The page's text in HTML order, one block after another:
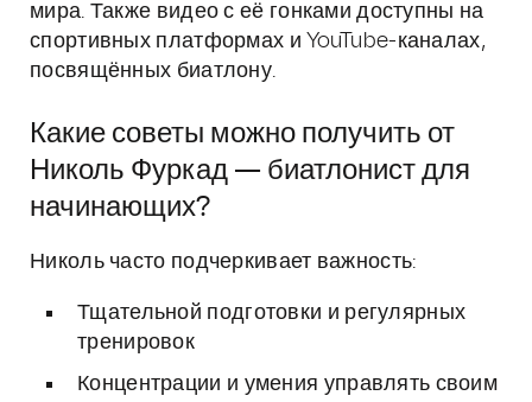
мира. Также видео с её гонками доступны на
спортивных платформах и YouTube-каналах,
посвящённых биатлону.
Какие советы можно получить от
Николь Фуркад — биатлонист для
начинающих?
Николь часто подчеркивает важность:
Тщательной подготовки и регулярных
тренировок
Концентрации и умения управлять своим